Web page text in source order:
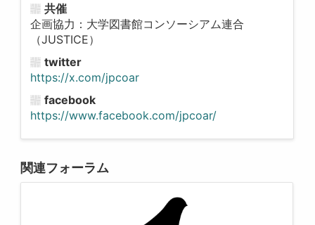
共催
企画協力：大学図書館コンソーシアム連合
（JUSTICE）
twitter
https://x.com/jpcoar
facebook
https://www.facebook.com/jpcoar/
関連フォーラム